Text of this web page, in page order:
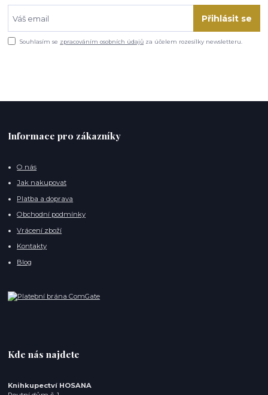
Přihlásit se
Souhlasím se zpracováním osobních údajů za účelem rozesílky newsletteru.
Informace pro zákazníky
O nás
Jak nakupovat
Platba a doprava
Obchodní podmínky
Vrácení zboží
Kontakty
Blog
Kde nás najdete
Knihkupectví HOSANA